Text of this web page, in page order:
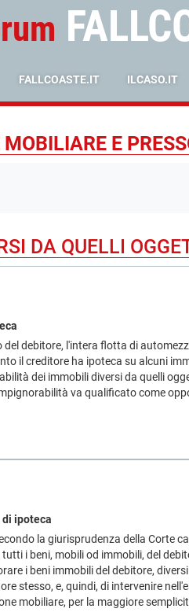
FALLCOASTE.IT ILCASO.IT
E
DA QUELLI
debitore, l'intera flotta di
il creditore ha ipoteca su alcuni
dei immobili diversi da quelli
va qualificato come
ipoteca
la giurisprudenza della Corte
i beni, mobili od immobili, del
i beni immobili del debitore,
stesso, e, quindi, di intervenire
mobiliare, per la maggiore